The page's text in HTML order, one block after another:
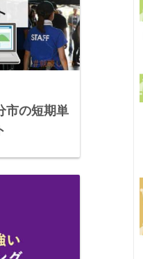
市の短期単